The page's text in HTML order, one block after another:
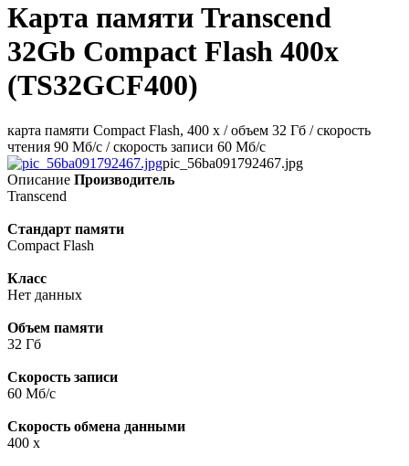
Карта памяти Transcend
32Gb Compact Flash 400x
(TS32GCF400)
карта памяти Compact Flash, 400 x / объем 32 Гб / скорость
чтения 90 Мб/с / скорость записи 60 Мб/с
pic_56ba091792467.jpg
Описание Производитель
Transcend
Стандарт памяти
Compact Flash
Класс
Нет данных
Объем памяти
32 Гб
Скорость записи
60 Мб/с
Скорость обмена данными
400 x